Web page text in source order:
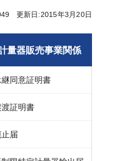
更新日:2015年3月20日
量器販売事業関係
同意証明書
証明書
届